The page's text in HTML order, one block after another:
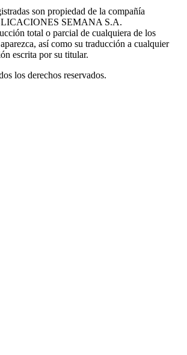
windowwindow
son propiedad de la compañía
SEMANA S.A.
total o parcial de cualquiera de los
así como su traducción a cualquier
escrita por su titular.
los derechos reservados.